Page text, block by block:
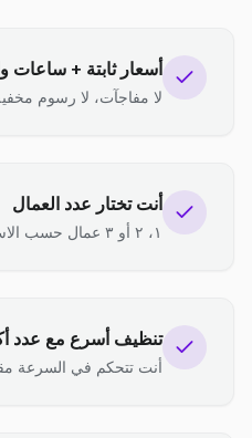
أسعار ثابتة + ساعات
لا مفاجآت، لا رسوم
أنت تختار عدد العمال
١، ٢ أو ٣ عمال حسب الاستعجال وحجم المنزل.
تنظيف أسرع مع عدد
أنت تتحكم في السرعة